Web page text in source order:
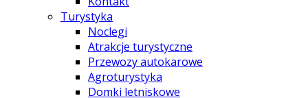
Turystyka
Noclegi
Atrakcje turystyczne
Przewozy autokarowe
Agroturystyka
Domki letniskowe